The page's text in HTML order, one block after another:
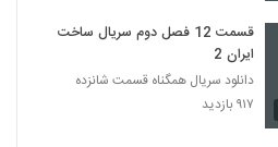
قسمت 12 فصل دوم سریال ساخت
ایران 2
دانلود سریال همگناه قسمت شانزده
۹۱۷ بازدید